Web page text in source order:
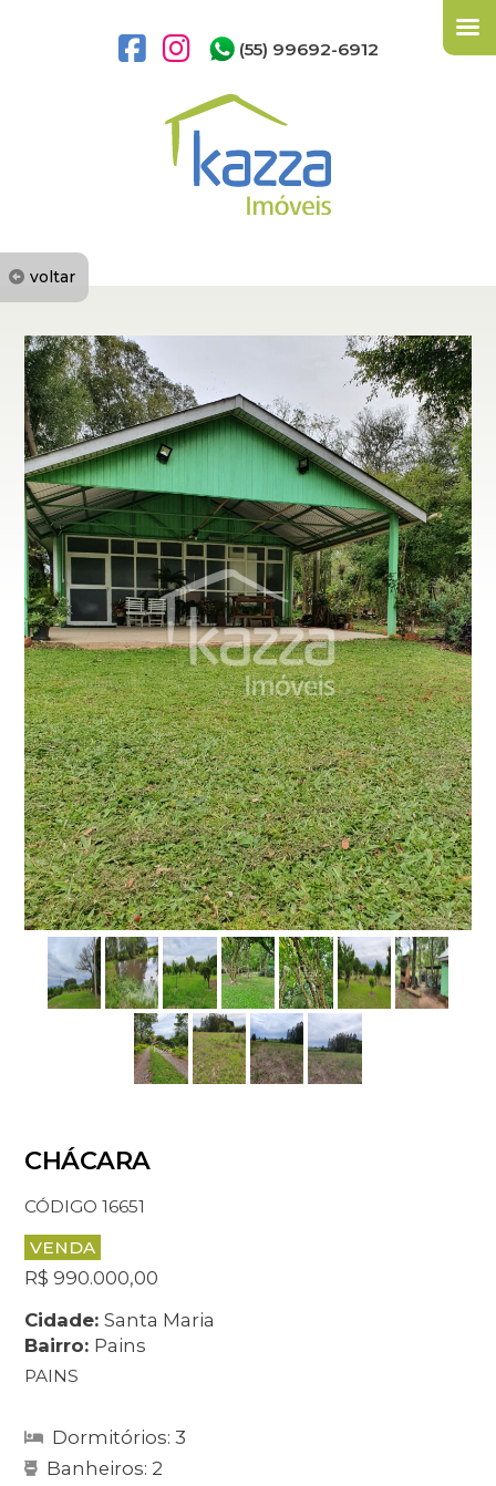
(55) 99692-6912
voltar
CHÁCARA
CÓDIGO 16651
VENDA
R$ 990.000,00
Cidade:Santa Maria
Bairro: Pains
PAINS
Dormitórios: 3
Banheiros: 2